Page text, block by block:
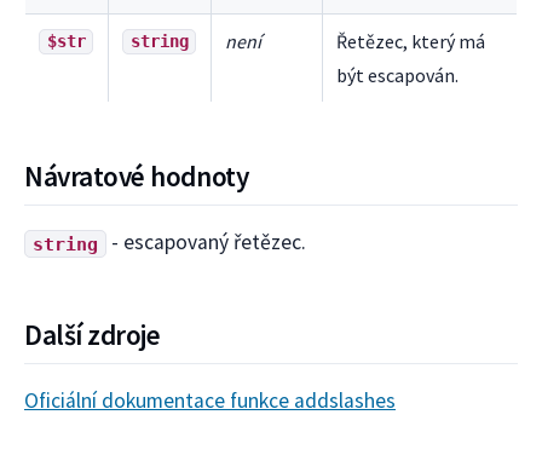
$str string není
Řetězec, který má
být escapován.
Návratové hodnoty
string - escapovaný řetězec.
Další zdroje
Oficiální dokumentace funkce addslashes